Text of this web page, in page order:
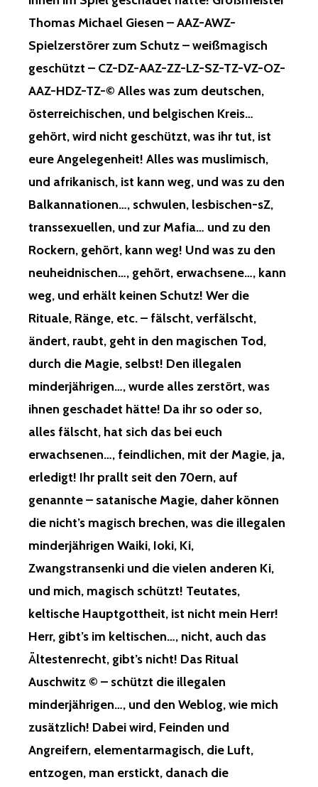
Thomas Michael Giesen – AAZ-AWZ-
Spielzerstörer zum Schutz – weißmagisch
geschützt – CZ-DZ-AAZ-ZZ-LZ-SZ-TZ-VZ-OZ-
AAZ-HDZ-TZ-© Alles was zum deutschen,
österreichischen, und belgischen Kreis…
gehört, wird nicht geschützt, was ihr tut, ist
eure Angelegenheit! Alles was muslimisch,
und afrikanisch, ist kann weg, und was zu den
Balkannationen…, schwulen, lesbischen-sZ,
transsexuellen, und zur Mafia… und zu den
Rockern, gehört, kann weg! Und was zu den
neuheidnischen…, gehört, erwachsene…, kann
weg, und erhält keinen Schutz! Wer die
Rituale, Ränge, etc. – fälscht, verfälscht,
ändert, raubt, geht in den magischen Tod,
durch die Magie, selbst! Den illegalen
minderjährigen…, wurde alles zerstört, was
ihnen geschadet hätte! Da ihr so oder so,
alles fälscht, hat sich das bei euch
erwachsenen…, feindlichen, mit der Magie, ja,
erledigt! Ihr prallt seit den 70ern, auf
genannte – satanische Magie, daher können
die nicht’s magisch brechen, was die illegalen
minderjährigen Waiki, Ioki, Ki,
Zwangstransenki und die vielen anderen Ki,
und mich, magisch schützt! Teutates,
keltische Hauptgottheit, ist nicht mein Herr!
Herr, gibt’s im keltischen…, nicht, auch das
Ältestenrecht, gibt’s nicht! Das Ritual
Auschwitz © – schützt die illegalen
minderjährigen…, und den Weblog, wie mich
zusätzlich! Dabei wird, Feinden und
Angreifern, elementarmagisch, die Luft,
entzogen, man erstickt, danach die